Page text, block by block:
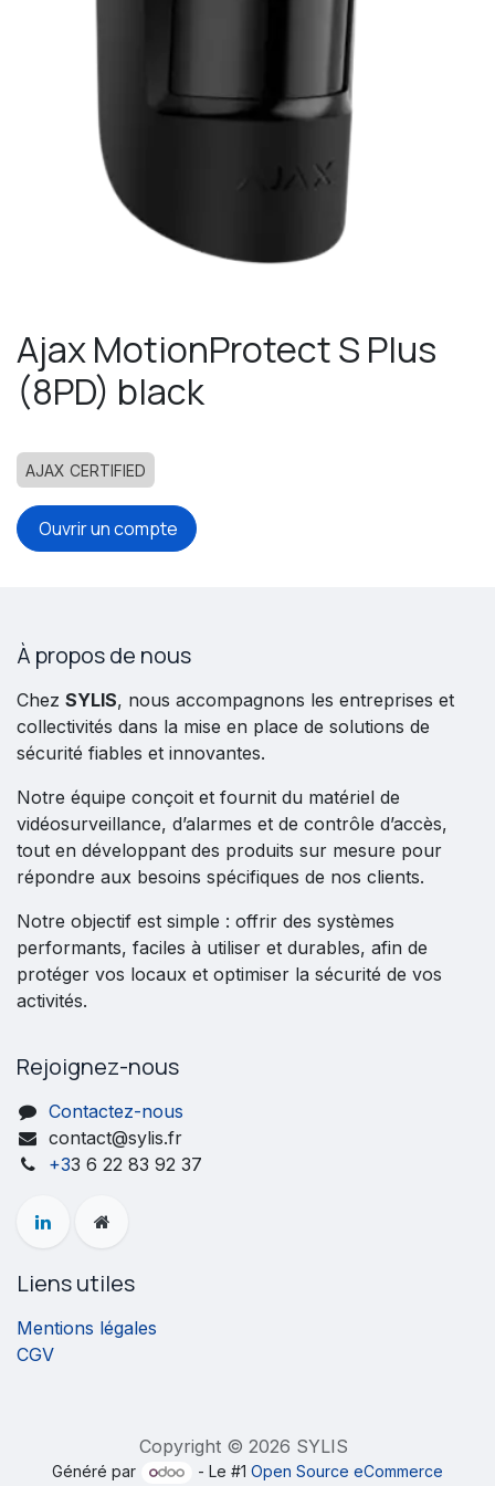
Ajax MotionProtect S Plus
(8PD) black
AJAX CERTIFIED
Ouvrir un compte
À propos de nous
Chez SYLIS, nous accompagnons les entreprises et
collectivités dans la mise en place de solutions de
sécurité fiables et innovantes.
Notre équipe conçoit et fournit du matériel de
vidéosurveillance, d’alarmes et de contrôle d’accès,
tout en développant des produits sur mesure pour
répondre aux besoins spécifiques de nos clients.
Notre objectif est simple : offrir des systèmes
performants, faciles à utiliser et durables, afin de
protéger vos locaux et optimiser la sécurité de vos
activités.
Rejoignez-nous
Contactez-nous
contact@sylis.fr
+33 6 22 83 92 37
Liens utiles
Mentions légales
CGV
Copyright © 2026 SYLIS
Généré par - Le #1Open Source eCommerce